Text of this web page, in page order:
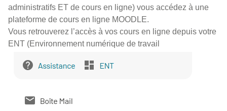
administratifs ET de cours en ligne) vous accédez à une
plateforme de cours en ligne MOODLE.
Vous retrouverez l’accès à vos cours en ligne depuis votre
ENT (Environnement numérique de travail